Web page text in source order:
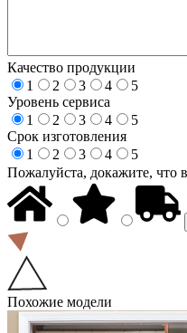
Качество продукции
1
2 3 4
5
Уровень сервиса
1
2 3 4
5
Срок изготовления
1
2 3 4
5
Пожалуйста, докажите, что
Похожие модели